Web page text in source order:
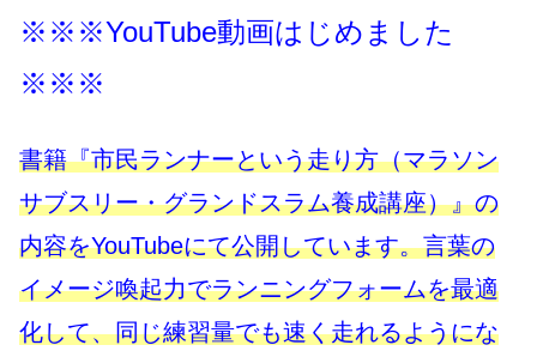
※※※YouTube動画はじめました
※※※
書籍『市民ランナーという走り方（マラソン
サブスリー・グランドスラム養成講座）』の
内容をYouTubeにて公開しています。言葉の
イメージ喚起力でランニングフォームを最適
化して、同じ練習量でも速く走れるようにな